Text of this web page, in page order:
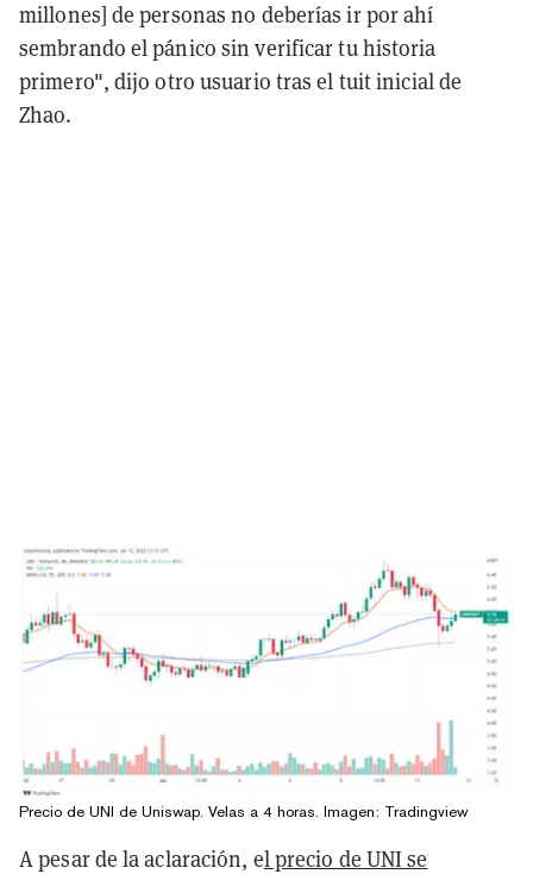
millones] de personas no deberías ir por ahí
sembrando el pánico sin verificar tu historia
primero", dijo otro usuario tras el tuit inicial de
Zhao.
Precio de UNI de Uniswap. Velas a 4 horas. Imagen: Tradingview
A pesar de la aclaración, el precio de UNI se